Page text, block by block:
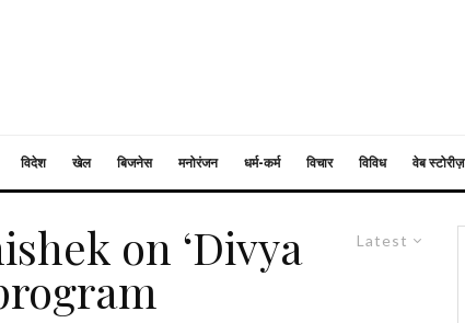
विदेश खेल बिजनेस मनोरंजन धर्म-कर्म विचार विविध वेब स्टोरीज़
Latest
on ‘Divya